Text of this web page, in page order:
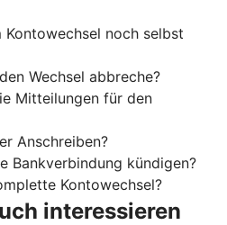
Kontowechsel noch selbst
Wechsel abbreche?
Mitteilungen für den
Anschreiben?
Bankverbindung kündigen?
Kontowechsel?
interessieren